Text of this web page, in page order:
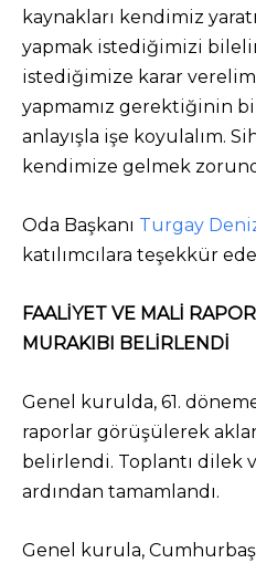
kaynakları kendimiz
yapmak istediğimizi
istediğimize karar
yapmamız gerektiğinin
anlayışla işe koyulalım.
kendimize gelmek
Oda Başkanı Turgay
katılımcılara teşekkür
FAALİYET VE MALİ
MURAKIBI BELİRLENDİ
Genel kurulda, 61.
raporlar görüşülerek
belirlendi. Toplantı dilek
ardından tamamlandı.
Genel kurula,